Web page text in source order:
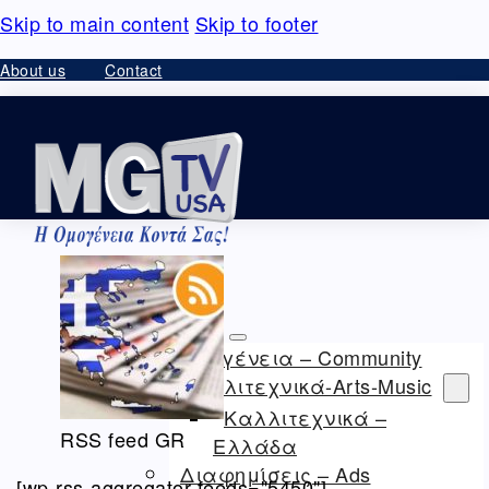
Skip to main content Skip to footer
About us Contact
HOME
VIDEO – ΘΕΑΜΑΤΑ
Ομογένεια – Community
Καλλιτεχνικά-Arts-Music
Καλλιτεχνικά –
Ελλάδα
Διαφημίσεις – Ads
RSS feed GR